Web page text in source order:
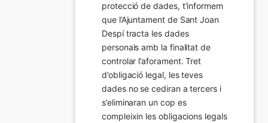
protecció de dades, t’informem
que l’Ajuntament de Sant Joan
Despí tracta les dades
personals amb la finalitat de
controlar l’aforament. Tret
d’obligació legal, les teves
dades no se cediran a tercers i
s’eliminaran un cop es
compleixin les obligacions legals